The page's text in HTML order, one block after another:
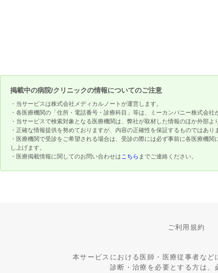
掲載中の病院/クリニックの情報についてのご注意
・当サービスは株式会社メディカルノートが運営します。
・各医療機関の「住所・電話番号・診療科目」等は、ミーカンパニー株式会
・当サービスで検索対象となる医療機関は、弊社が取材した情報のほか外部
・正確な情報提供を努めておりますが、内容の正確性を保証するものではあり
・医療機関で受診をご希望される場合は、受診の際には必ず事前に各医療機
し上げます。
・医療掲載情報に関してのお問い合わせはこちら までご連絡ください。
ご利用規約
本サービスにおける医師・医療従事者な
診断・治療を必要とする方は